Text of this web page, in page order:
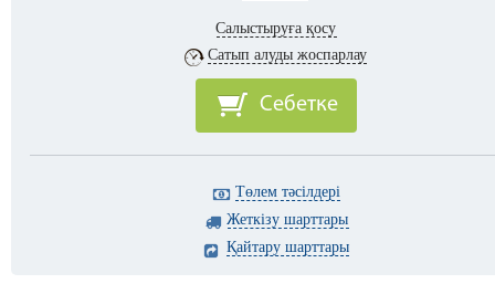
Салыстыруға қосу
Сатып алуды жоспарлау
Себетке
Төлем тәсілдері
Жеткізу шарттары
Қайтару шарттары